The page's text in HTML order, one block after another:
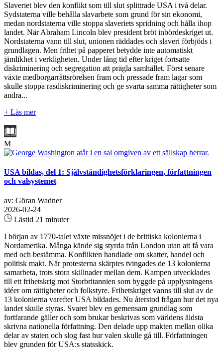
Slaveriet blev den konflikt som till slut splittrade USA i två delar.
Sydstaterna ville behålla slavarbete som grund för sin ekonomi,
medan nordstaterna ville stoppa slaveriets spridning och hålla ihop
landet. När Abraham Lincoln blev president bröt inbördeskriget ut.
Nordstaterna vann till slut, unionen räddades och slaveri förbjöds i
grundlagen. Men frihet på papperet betydde inte automatiskt
jämlikhet i verkligheten. Under lång tid efter kriget fortsatte
diskriminering och segregation att prägla samhället. Först senare
växte medborgarrättsrörelsen fram och pressade fram lagar som
skulle stoppa rasdiskriminering och ge svarta samma rättigheter som
andra...
+ Läs mer
M
USA bildas, del 1: Självständighetsförklaringen, författningen
och valsystemet
av: Göran Wadner
2026-02-24
Lästid 21 minuter
I början av 1770-talet växte missnöjet i de brittiska kolonierna i
Nordamerika. Många kände sig styrda från London utan att få vara
med och bestämma. Konflikten handlade om skatter, handel och
politisk makt. När protesterna skärptes tvingades de 13 kolonierna
samarbeta, trots stora skillnader mellan dem. Kampen utvecklades
till ett frihetskrig mot Storbritannien som byggde på upplysningens
idéer om rättigheter och folkstyre. Frihetskriget vanns till slut av de
13 kolonierna varefter USA bildades. Nu återstod frågan hur det nya
landet skulle styras. Svaret blev en gemensam grundlag som
fortfarande gäller och som brukar beskrivas som världens äldsta
skrivna nationella författning. Den delade upp makten mellan olika
delar av staten och slog fast hur valen skulle gå till. Författningen
blev grunden för USA:s statsskick.